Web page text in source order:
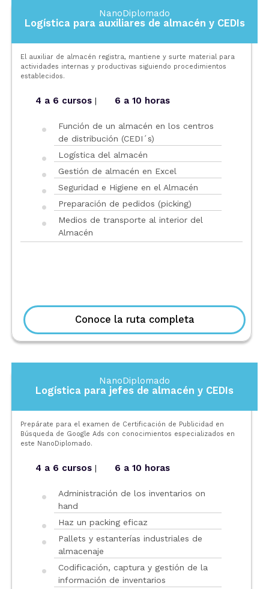
NanoDiplomado
Logística para auxiliares de almacén y CEDIs
El auxiliar de almacén registra, mantiene y surte material para
actividades internas y productivas siguiendo procedimientos
establecidos.
4 a 6 cursos| 6 a 10 horas
Función de un almacén en los centros
de distribución (CEDI´s)
Logística del almacén
Gestión de almacén en Excel
Seguridad e Higiene en el Almacén
Preparación de pedidos (picking)
Medios de transporte al interior del
Almacén
Conoce la ruta completa
NanoDiplomado
Logística para jefes de almacén y CEDIs
Prepárate para el examen de Certificación de Publicidad en
Búsqueda de Google Ads con conocimientos especializados en
este NanoDiplomado.
4 a 6 cursos| 6 a 10 horas
Administración de los inventarios on
hand
Haz un packing eficaz
Pallets y estanterías industriales de
almacenaje
Codificación, captura y gestión de la
información de inventarios